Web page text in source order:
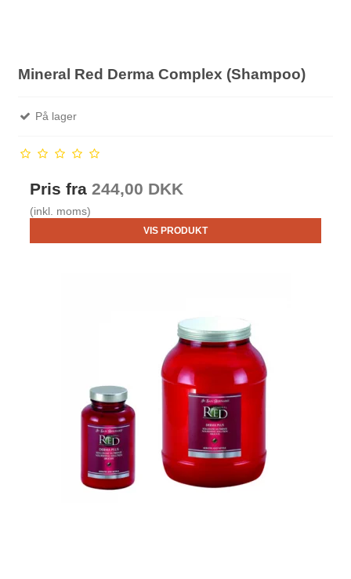
Mineral Red Derma Complex (Shampoo)
På lager
Pris fra244,00 DKK
(inkl. moms)
VIS PRODUKT